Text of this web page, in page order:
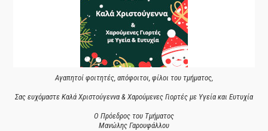
Αγαπητοί φοιτητές, απόφοιτοι, φίλοι του τμήματος,
Σας ευχόμαστε Καλά Χριστούγεννα & Χαρούμενες Γιορτές με Υγεία και Ευτυχία
Ο Πρόεδρος του Τμήματος
Μανώλης Γαρουφάλλου